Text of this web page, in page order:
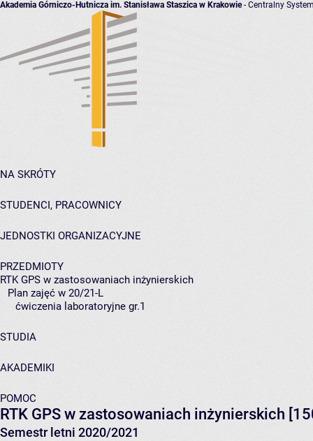
Akademia Górniczo-Hutnicza im. Stanisława Staszica w Krakowie- Centralny
NA SKRÓTY
STUDENCI, PRACOWNICY
JEDNOSTKI ORGANIZACYJNE
PRZEDMIOTY
RTK GPS w zastosowaniach inżynierskich
Plan zajęć w 20/21-L
ćwiczenia laboratoryjne gr.1
STUDIA
AKADEMIKI
POMOC
RTK GPS w zastosowaniach inżynierskich
Semestr letni 2020/2021